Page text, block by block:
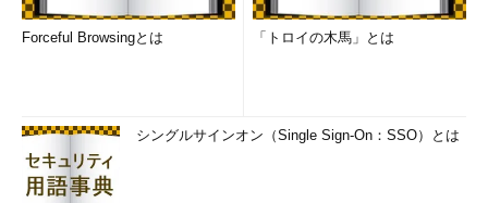
Forceful Browsingとは 「トロイの木馬」とは
シングルサインオン（Single Sign-On：SSO）とは